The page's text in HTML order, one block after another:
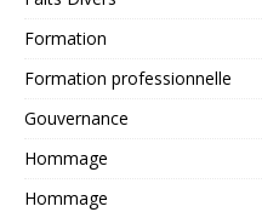
Formation
Formation professionnelle
Gouvernance
Hommage
Hommage